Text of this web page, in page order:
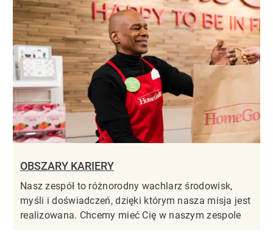
OBSZARY KARIERY
Nasz zespół to różnorodny wachlarz środowisk,
myśli i doświadczeń, dzięki którym nasza misja jest
realizowana. Chcemy mieć Cię w naszym zespole